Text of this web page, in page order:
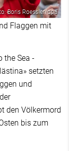
Boris Roessler/dpa
Flaggen mit
the Sea -
setzten
und
den Völkermord
bis zum